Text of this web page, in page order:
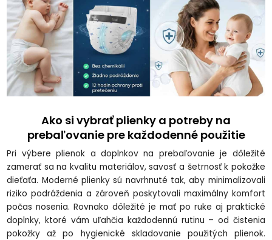
Ako si vybrať plienky a potreby na
prebaľovanie pre každodenné použitie
Pri výbere plienok a doplnkov na prebaľovanie je dôležité
zamerať sa na kvalitu materiálov, savosť a šetrnosť k pokožke
dieťaťa. Moderné plienky sú navrhnuté tak, aby minimalizovali
riziko podráždenia a zároveň poskytovali maximálny komfort
počas nosenia. Rovnako dôležité je mať po ruke aj praktické
doplnky, ktoré vám uľahčia každodennú rutinu – od čistenia
pokožky až po hygienické skladovanie použitých plienok.